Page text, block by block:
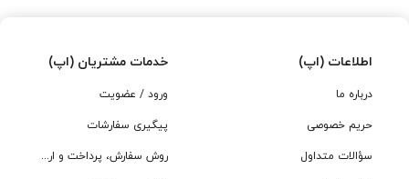
اطلاعات (اپ)
درباره ما
حریم خصوصی
سؤالات متداول
خدمات مشتریان (اپ)
ورود / عضویت
پیگیری سفارشات
روش سفارش، پرداخت و ارسال